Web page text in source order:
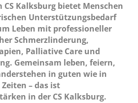
CS Kalksburg bietet Menschen
Unterstützungsbedarf
Leben mit professioneller
Schmerzlinderung,
Palliative Care und
Gemeinsam leben, feiern,
in guten wie in
– das ist
in der CS Kalksburg.